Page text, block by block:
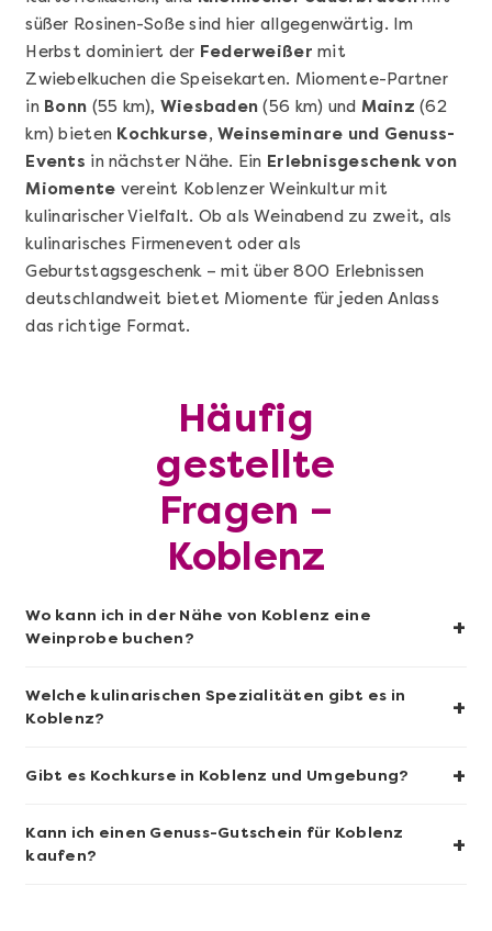
Mehr anzeigen
Geschenkbox 100€
Sushi-Kochkurs@Home
süßer Rosinen-Soße sind hier allgegenwärtig. Im
Herbst dominiert der Federweißer mit
Zwiebelkuchen die Speisekarten. Miomente-Partner
in Bonn (55 km), Wiesbaden (56 km) und Mainz (62
km) bieten Kochkurse, Weinseminare und Genuss-
Events in nächster Nähe. Ein Erlebnisgeschenk von
Miomente vereint Koblenzer Weinkultur mit
kulinarischer Vielfalt. Ob als Weinabend zu zweit, als
kulinarisches Firmenevent oder als
Geburtstagsgeschenk – mit über 800 Erlebnissen
deutschlandweit bietet Miomente für jeden Anlass
das richtige Format.
Häufig
gestellte
Fragen –
Koblenz
Wo kann ich in der Nähe von Koblenz eine
Weinprobe buchen?
+
Welche kulinarischen Spezialitäten gibt es in
Koblenz?
+
Gibt es Kochkurse in Koblenz und Umgebung? +
Kann ich einen Genuss-Gutschein für Koblenz
kaufen?
+